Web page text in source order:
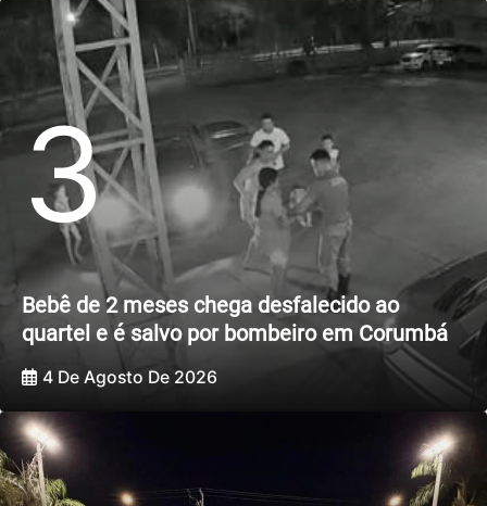
3
Bebê de 2 meses chega desfalecido ao
quartel e é salvo por bombeiro em Corumbá
4 De Agosto De 2026